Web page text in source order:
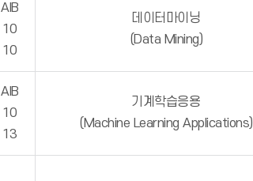
AIB
10
10
데이터마이닝
(Data Mining)
AIB
10
13
기계학습응용
(Machine Learning Applications)